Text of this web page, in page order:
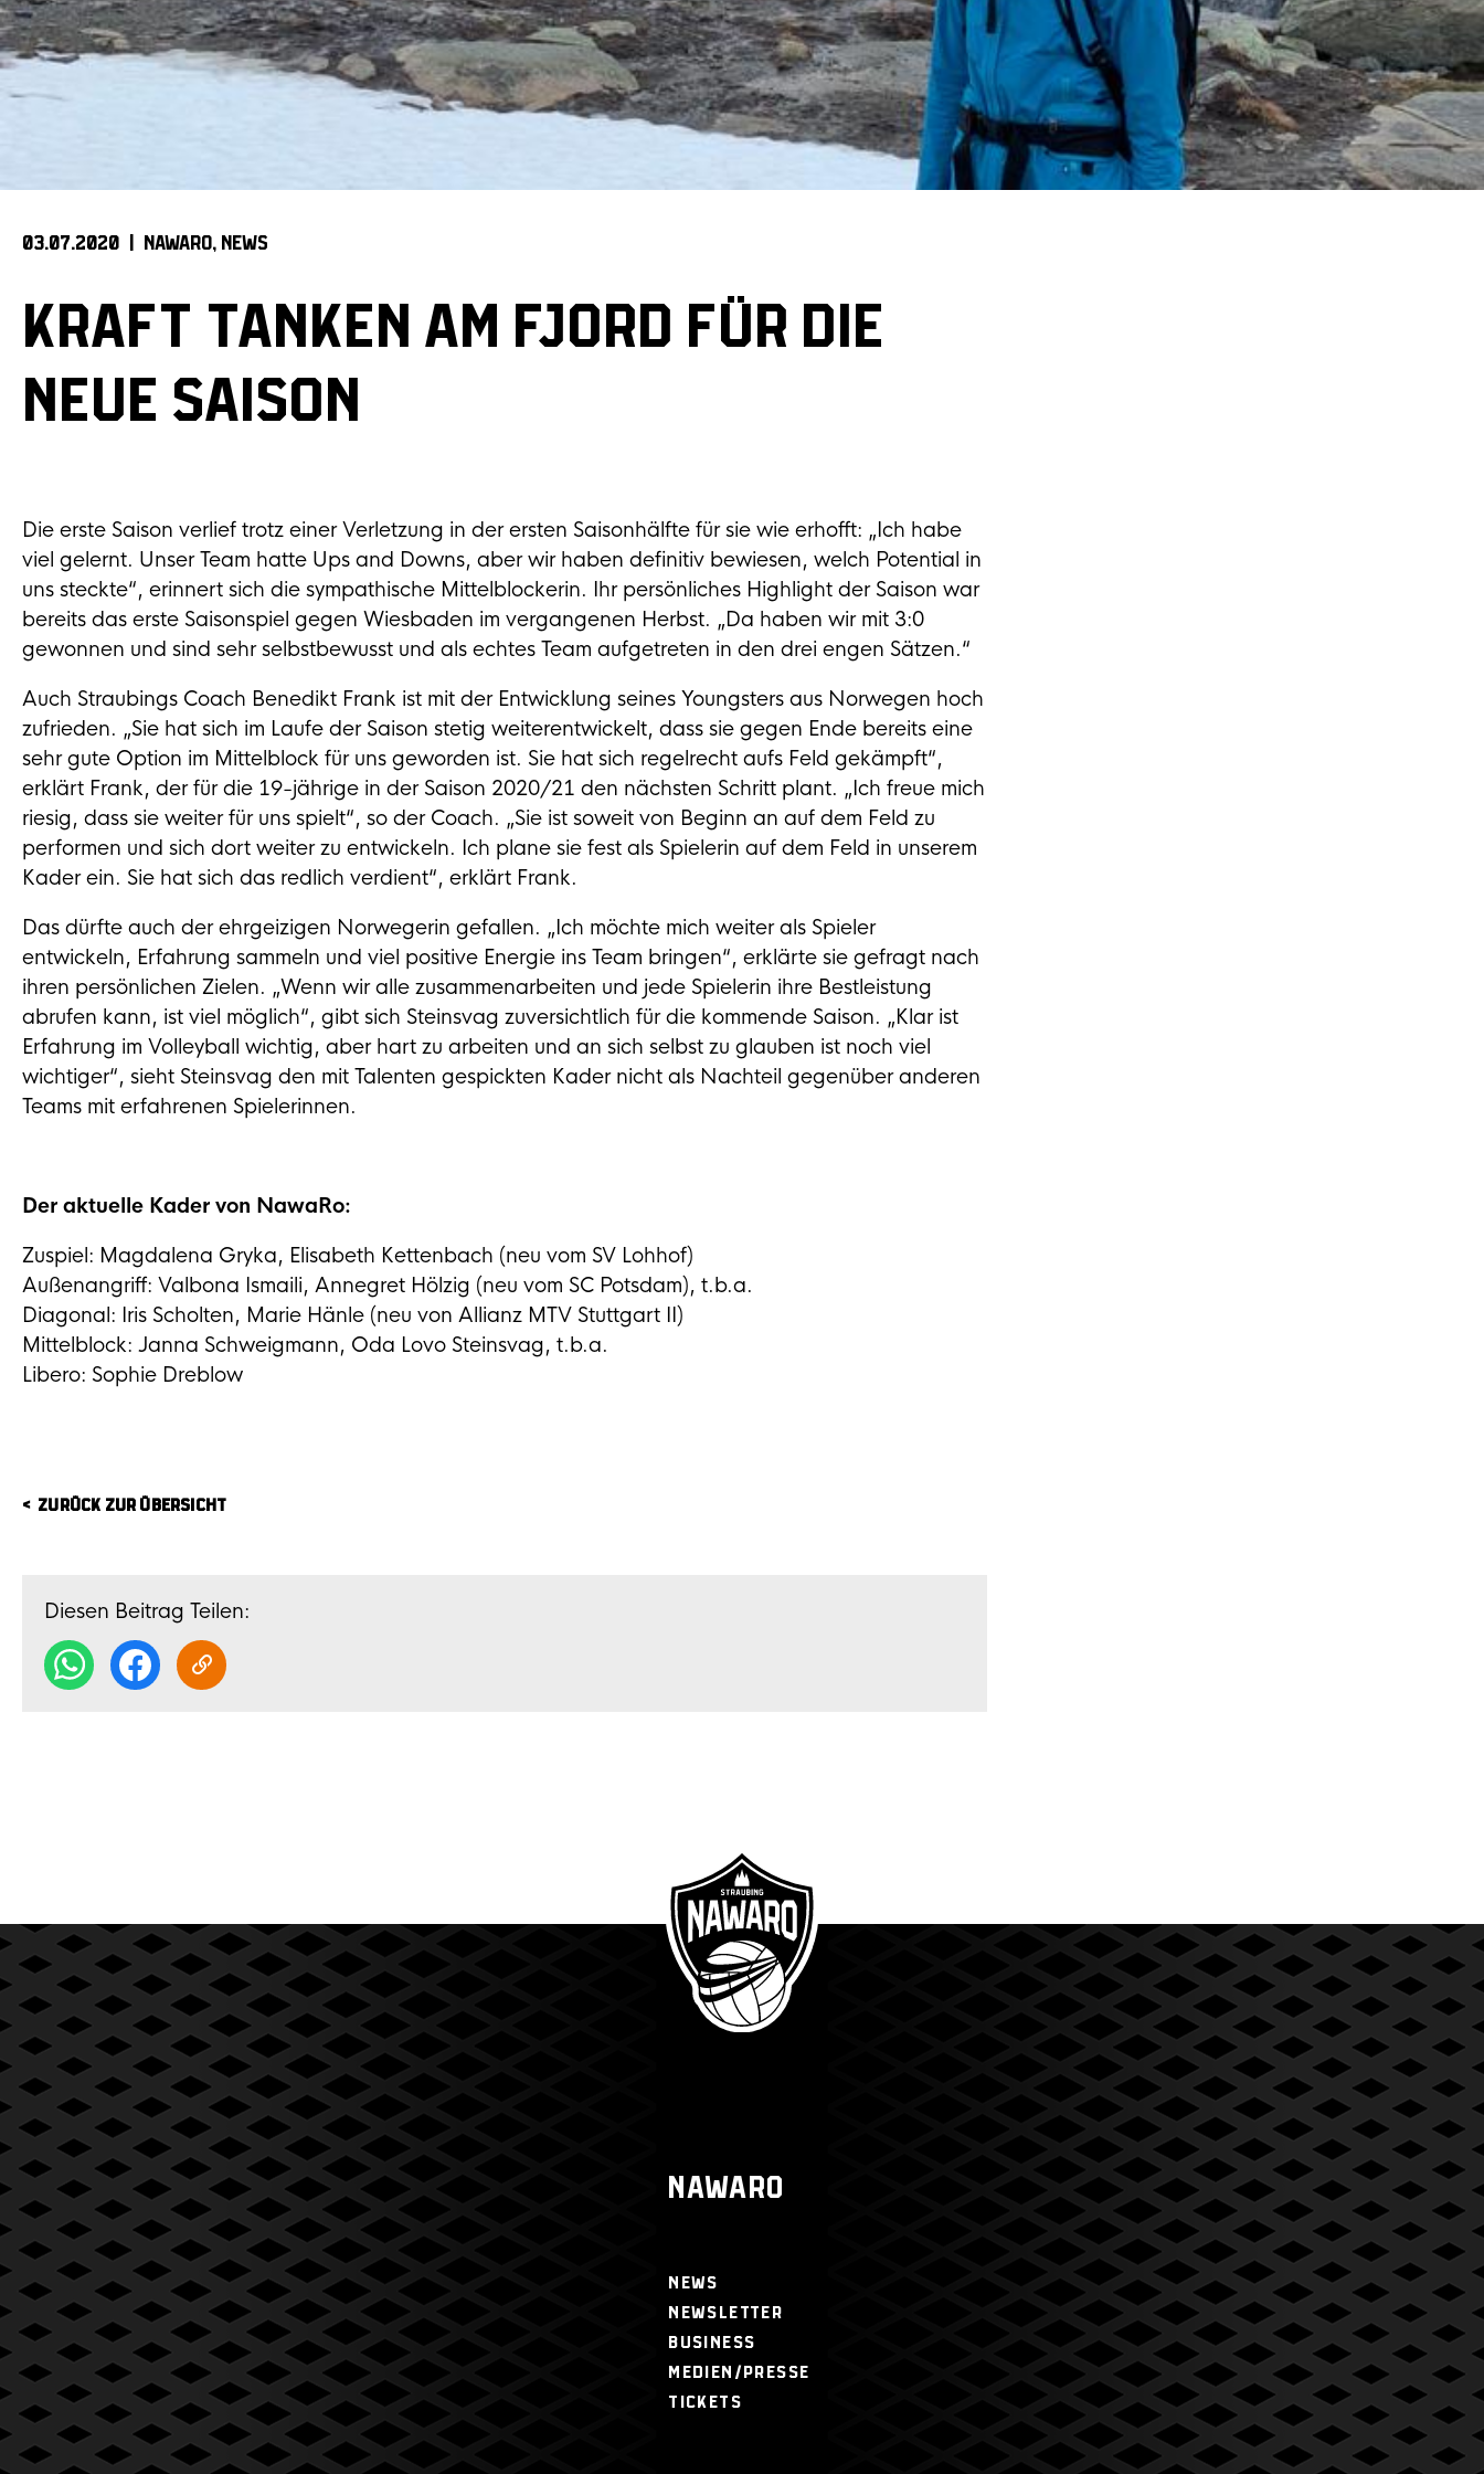
03.07.2020 | NAWARO NEWS
KRAFT TANKEN AM FJORD FÜR DIE
NEUE SAISON
Die erste Saison verlief trotz einer Verletzung in der ersten Saisonhälfte für sie wie erhofft: „Ich habe
viel gelernt. Unser Team hatte Ups and Downs, aber wir haben definitiv bewiesen, welch Potential in
uns steckte“, erinnert sich die sympathische Mittelblockerin. Ihr persönliches Highlight der Saison war
bereits das erste Saisonspiel gegen Wiesbaden im vergangenen Herbst. „Da haben wir mit 3:0
gewonnen und sind sehr selbstbewusst und als echtes Team aufgetreten in den drei engen Sätzen.“
Auch Straubings Coach Benedikt Frank ist mit der Entwicklung seines Youngsters aus Norwegen hoch
zufrieden. „Sie hat sich im Laufe der Saison stetig weiterentwickelt, dass sie gegen Ende bereits eine
sehr gute Option im Mittelblock für uns geworden ist. Sie hat sich regelrecht aufs Feld gekämpft“,
erklärt Frank, der für die 19-jährige in der Saison 2020/21 den nächsten Schritt plant. „Ich freue mich
riesig, dass sie weiter für uns spielt“, so der Coach. „Sie ist soweit von Beginn an auf dem Feld zu
performen und sich dort weiter zu entwickeln. Ich plane sie fest als Spielerin auf dem Feld in unserem
Kader ein. Sie hat sich das redlich verdient“, erklärt Frank.
Das dürfte auch der ehrgeizigen Norwegerin gefallen. „Ich möchte mich weiter als Spieler
entwickeln, Erfahrung sammeln und viel positive Energie ins Team bringen“, erklärte sie gefragt nach
ihren persönlichen Zielen. „Wenn wir alle zusammenarbeiten und jede Spielerin ihre Bestleistung
abrufen kann, ist viel möglich“, gibt sich Steinsvag zuversichtlich für die kommende Saison. „Klar ist
Erfahrung im Volleyball wichtig, aber hart zu arbeiten und an sich selbst zu glauben ist noch viel
wichtiger“, sieht Steinsvag den mit Talenten gespickten Kader nicht als Nachteil gegenüber anderen
Teams mit erfahrenen Spielerinnen.
Der aktuelle Kader von NawaRo:
Zuspiel: Magdalena Gryka, Elisabeth Kettenbach (neu vom SV Lohhof)
Außenangriff: Valbona Ismaili, Annegret Hölzig (neu vom SC Potsdam), t.b.a.
Diagonal: Iris Scholten, Marie Hänle (neu von Allianz MTV Stuttgart II)
Mittelblock: Janna Schweigmann, Oda Lovo Steinsvag, t.b.a.
Libero: Sophie Dreblow
ZURÜCK ZUR ÜBERSICHT
Diesen Beitrag Teilen:
NAWARO
NEWS
NEWSLETTER
BUSINESS
MEDIEN/PRESSE
TICKETS